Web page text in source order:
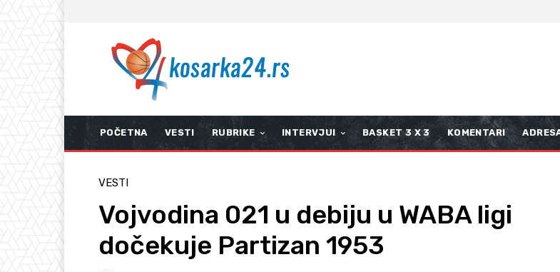
POČETNA VESTI RUBRIKE INTERVJUI BASKET 3 X 3 KOMENTARI
VESTI
Vojvodina 021 u debiju u WABA ligi
dočekuje Partizan 1953